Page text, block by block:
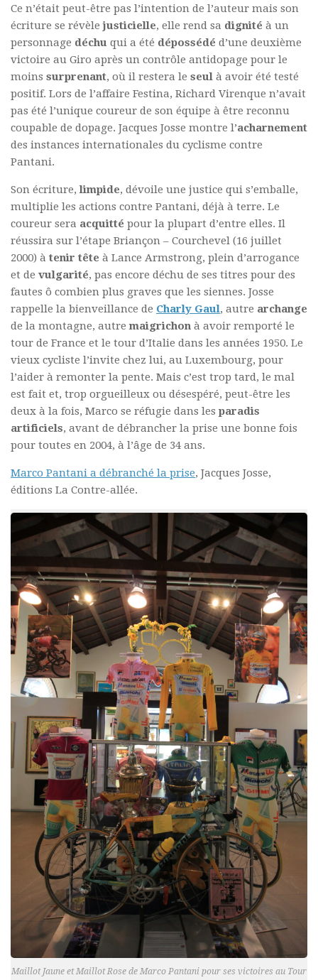
Ce n’était peut-être pas l’intention de l’auteur mais son
écriture se révèlejusticielle, elle rend sa dignité à un
personnage déchu qui a été dépossédé d’une deuxième
victoire au Giro après un contrôle antidopage pour le
moins surprenant, où il restera le seul à avoir été testé
positif. Lors de l’affaire Festina, Richard Virenque n’avait
pas été l’unique coureur de son équipe à être reconnu
coupable de dopage. Jacques Josse montre l’acharnement
des instances internationales du cyclisme contre
Pantani.
Son écriture,limpide, dévoile une justice qui s’emballe,
multiplie les actions contre Pantani, déjà à terre. Le
coureur sera acquitté pour la plupart d’entre elles. Il
réussira sur l’étape Briançon – Courchevel (16 juillet
2000) à tenir tête à Lance Armstrong, plein d’arrogance
et de vulgarité, pas encore déchu de ses titres pour des
fautes ô combien plus graves que les siennes. Josse
rappelle la bienveillance de Charly Gaul, autre archange
de la montagne, autremaigrichon à avoir remporté le
tour de France et le tour d’Italie dans les années 1950. Le
vieux cycliste l’invite chez lui, au Luxembourg, pour
l’aider à remonter la pente. Mais c’est trop tard, le mal
est fait et, trop orgueilleux ou désespéré, peut-être les
deux à la fois, Marco se réfugie dans les paradis
artificiels, avant de débrancher la prise une bonne fois
pour toutes en 2004, à l’âge de 34 ans.
Marco Pantani a débranché la prise, Jacques Josse,
éditions La Contre-allée.
Maillot Jaune et Maillot Rose de Marco Pantani pour ses victoires au Tour